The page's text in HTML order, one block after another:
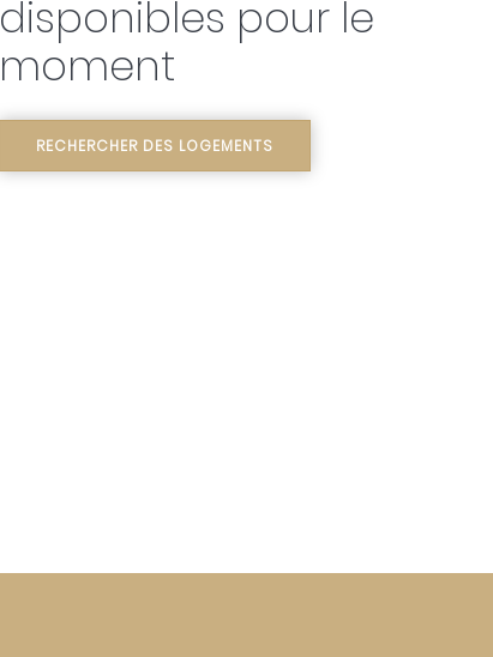
disponibles pour le
moment
RECHERCHER DES LOGEMENTS